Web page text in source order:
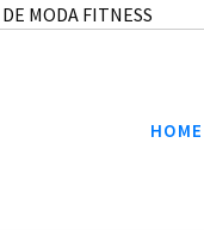
MODA FITNESS
HOME